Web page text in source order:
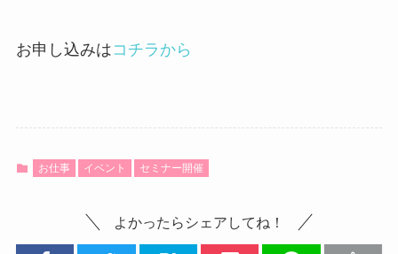
お申し込みはコチラから
お仕事 イベント セミナー開催
よかったらシェアしてね！